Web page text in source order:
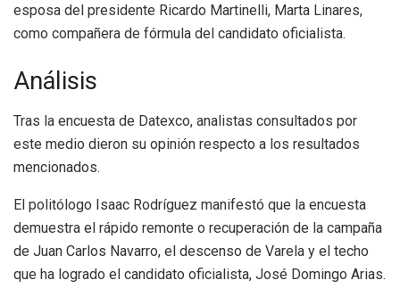
esposa del presidente Ricardo Martinelli, Marta Linares,
como compañera de fórmula del candidato oficialista.
Análisis
Tras la encuesta de Datexco, analistas consultados por
este medio dieron su opinión respecto a los resultados
mencionados.
El politólogo Isaac Rodríguez manifestó que la encuesta
demuestra el rápido remonte o recuperación de la campaña
de Juan Carlos Navarro, el descenso de Varela y el techo
que ha logrado el candidato oficialista, José Domingo Arias.